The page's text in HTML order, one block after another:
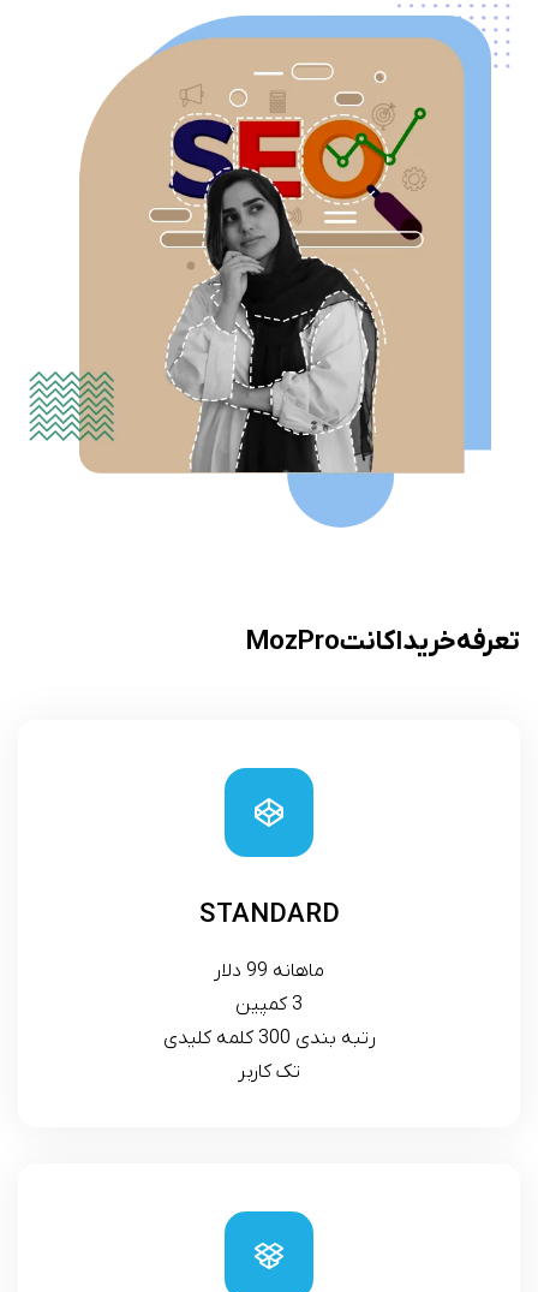
تعرفه خرید اکانت Moz Pro
STANDARD
ماهانه 99 دلار
3 کمپین
رتبه بندی 300 کلمه کلیدی
تک کاربر